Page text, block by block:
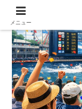
メニュー